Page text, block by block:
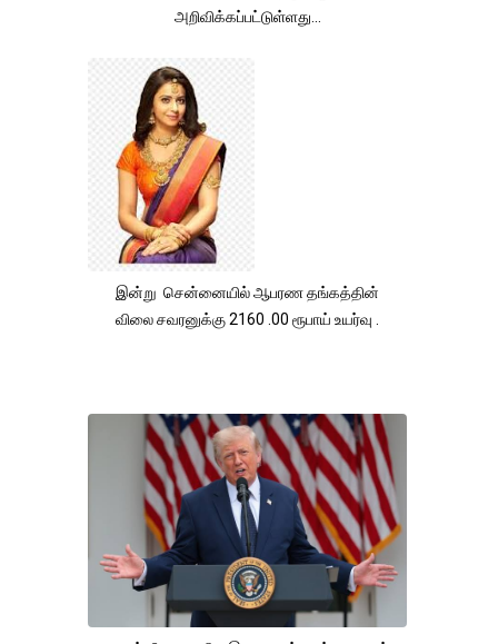
அறிவிக்கப்பட்டுள்ளது...
இன்று சென்னையில் ஆபரண தங்கத்தின்
விலை சவரனுக்கு 2160 .00 ரூபாய் உயர்வு .